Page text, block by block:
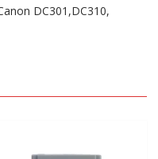
DC301,DC310,